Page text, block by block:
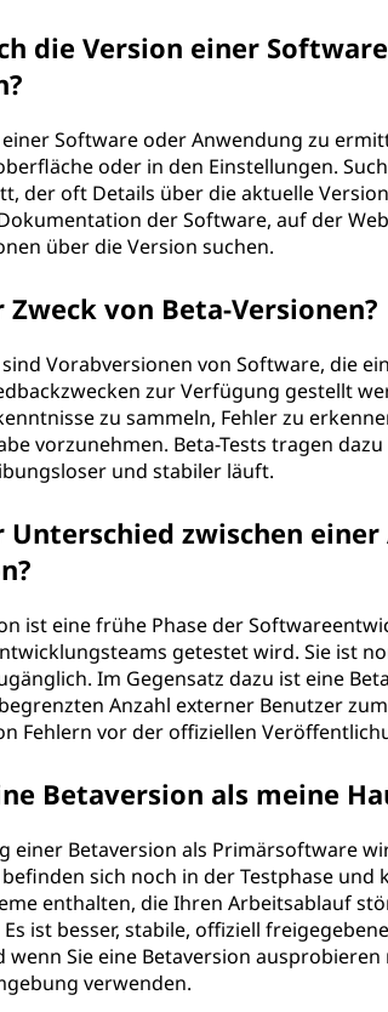
die Version einer
Software oder Anwendung zu
oder in den Einstellungen.
der oft Details über die aktuelle
der Software, auf der
über die Version suchen.
Zweck von Beta-Versionen?
Vorabversionen von Software, die
zur Verfügung gestellt
zu sammeln, Fehler zu
vorzunehmen. Beta-Tests tragen
und stabiler läuft.
Unterschied zwischen
ist eine frühe Phase der
getestet wird. Sie ist
Im Gegensatz dazu ist eine
Anzahl externer Benutzer
Fehlern vor der offiziellen
Betaversion als meine
einer Betaversion als Primärsoftware
sich noch in der Testphase und
enthalten, die Ihren Arbeitsablauf
ist besser, stabile, offiziell
wenn Sie eine Betaversion
verwenden.